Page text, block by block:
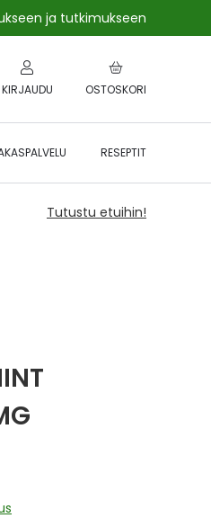
ja tutkimukseen
OSTOSKORI
KIRJAUDU
RESEPTIT
Tutustu etuihin!